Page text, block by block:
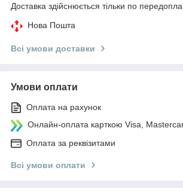
Доставка здійснюється тільки по
Нова Пошта
Всі умови доставки
Умови оплати
Оплата на рахунок
Онлайн-оплата карткою Visa,
Оплата за реквізитами
Всі умови оплати